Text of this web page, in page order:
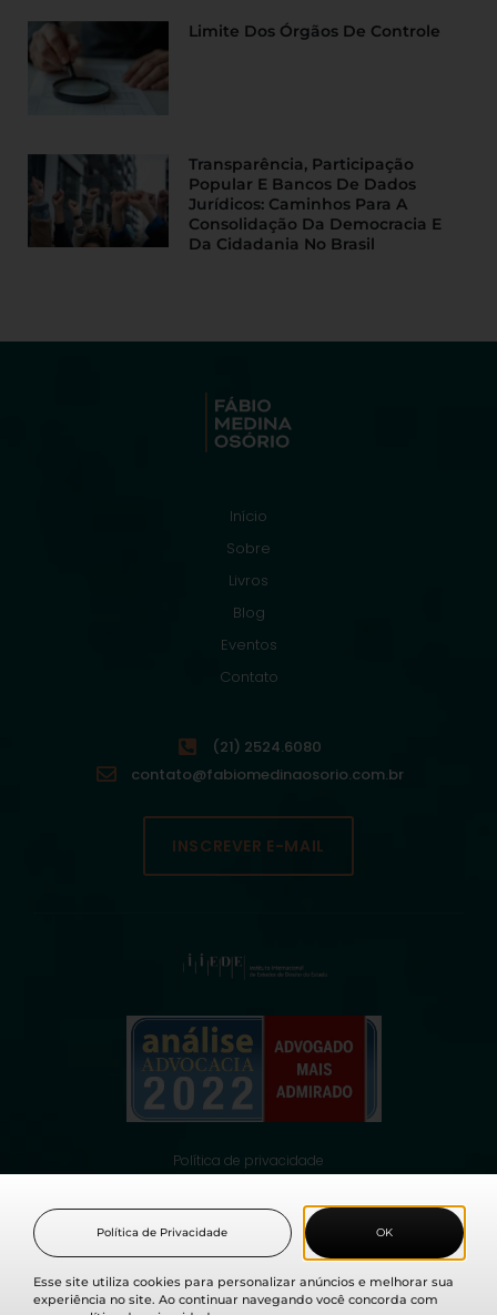
Limite Dos Órgãos De Controle
Transparência, Participação
Popular E Bancos De Dados
Jurídicos: Caminhos Para A
Consolidação Da Democracia E
Da Cidadania No Brasil
Início
Sobre
Livros
Blog
Eventos
Contato
(21) 2524.6080
contato@fabiomedinaosorio.com.br
INSCREVER E-MAIL
Política de privacidade
© 2021 Fabio Medina Osorio, todos os direitos reservados.
Esse site utiliza cookies para personalizar anúncios e melhorar sua
experiência no site. Ao continuar navegando você concorda com
OK
Política de Privacidade